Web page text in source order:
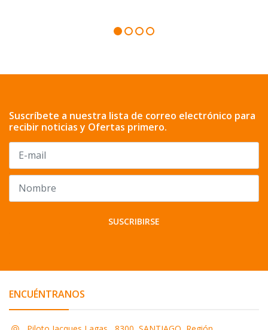
Suscríbete a nuestra lista de correo electrónico para
recibir noticias y Ofertas primero.
SUSCRIBIRSE
ENCUÉNTRANOS